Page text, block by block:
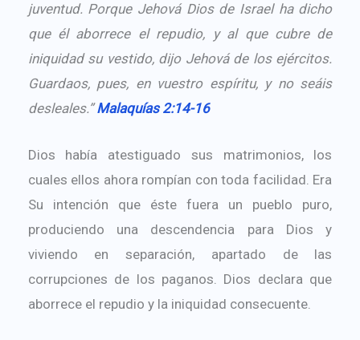
juventud. Porque Jehová Dios de Israel ha dicho
que él aborrece el repudio, y al que cubre de
iniquidad su vestido, dijo Jehová de los ejércitos.
Guardaos, pues, en vuestro espíritu, y no seáis
desleales.”Malaquías 2:14-16
Dios había atestiguado sus matrimonios, los
cuales ellos ahora rompían con toda facilidad. Era
Su intención que éste fuera un pueblo puro,
produciendo una descendencia para Dios y
viviendo en separación, apartado de las
corrupciones de los paganos. Dios declara que
aborrece el repudio y la iniquidad consecuente.